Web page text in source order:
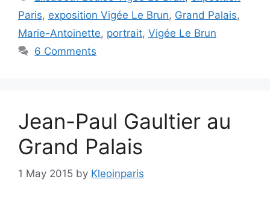
Paris, exposition Vigée Le Brun, Grand Palais,
Marie-Antoinette, portrait, Vigée Le Brun
6 Comments
Jean-Paul Gaultier au
Grand Palais
1 May 2015 by Kleoinparis